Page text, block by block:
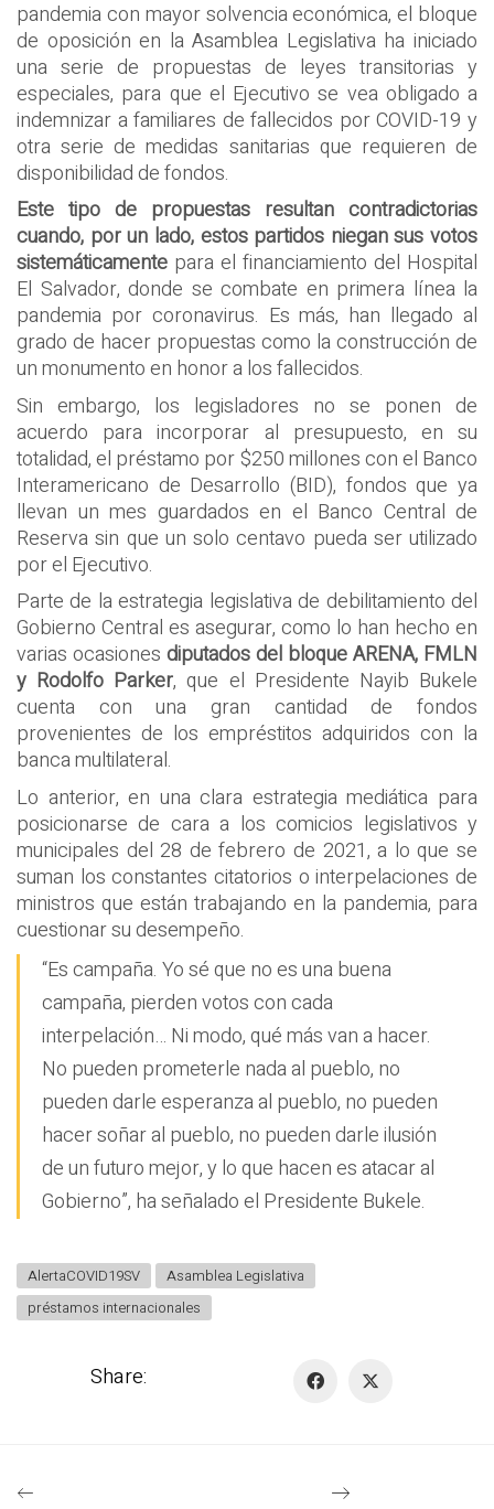
pandemia con mayor solvencia económica, el bloque
de oposición en la Asamblea Legislativa ha iniciado
una serie de propuestas de leyes transitorias y
especiales, para que el Ejecutivo se vea obligado a
indemnizar a familiares de fallecidos por COVID-19 y
otra serie de medidas sanitarias que requieren de
disponibilidad de fondos.
Este tipo de propuestas resultan contradictorias
cuando, por un lado, estos partidos niegan sus votos
sistemáticamente para el financiamiento del Hospital
El Salvador, donde se combate en primera línea la
pandemia por coronavirus. Es más, han llegado al
grado de hacer propuestas como la construcción de
un monumento en honor a los fallecidos.
Sin embargo, los legisladores no se ponen de
acuerdo para incorporar al presupuesto, en su
totalidad, el préstamo por $250 millones con el Banco
Interamericano de Desarrollo (BID), fondos que ya
llevan un mes guardados en el Banco Central de
Reserva sin que un solo centavo pueda ser utilizado
por el Ejecutivo.
Parte de la estrategia legislativa de debilitamiento del
Gobierno Central es asegurar, como lo han hecho en
varias ocasiones diputados del bloque ARENA, FMLN
y Rodolfo Parker, que el Presidente Nayib Bukele
cuenta con una gran cantidad de fondos
provenientes de los empréstitos adquiridos con la
banca multilateral.
Lo anterior, en una clara estrategia mediática para
posicionarse de cara a los comicios legislativos y
municipales del 28 de febrero de 2021, a lo que se
suman los constantes citatorios o interpelaciones de
ministros que están trabajando en la pandemia, para
cuestionar su desempeño.
“Es campaña. Yo sé que no es una buena
campaña, pierden votos con cada
interpelación… Ni modo, qué más van a hacer.
No pueden prometerle nada al pueblo, no
pueden darle esperanza al pueblo, no pueden
hacer soñar al pueblo, no pueden darle ilusión
de un futuro mejor, y lo que hacen es atacar al
Gobierno”, ha señalado el Presidente Bukele.
AlertaCOVID19SV
Asamblea Legislativa
préstamos internacionales
Share: